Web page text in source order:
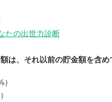
たの出世力診断
は、それ以前の貯金額を含